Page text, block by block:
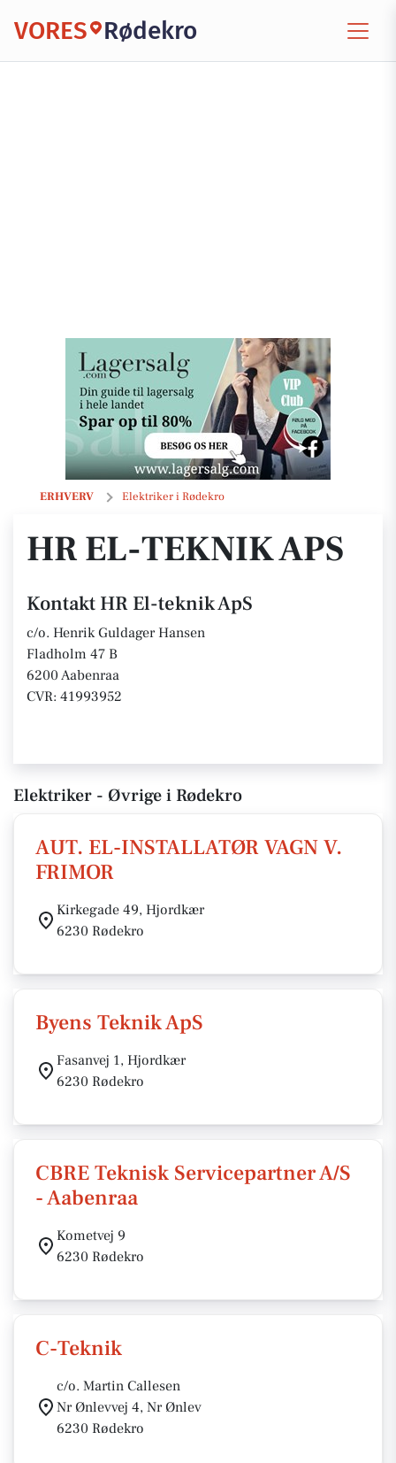
VORES Rødekro
ERHVERV Elektriker i Rødekro
HR El-teknik ApS
HR EL-TEKNIK APS
Kontakt HR El-teknik ApS
c/o. Henrik Guldager Hansen
Fladholm 47 B
6200 Aabenraa
CVR: 41993952
Elektriker - Øvrige i Rødekro
AUT. EL-INSTALLATØR VAGN V.
FRIMOR
Kirkegade 49, Hjordkær
6230 Rødekro
Byens Teknik ApS
Fasanvej 1, Hjordkær
6230 Rødekro
CBRE Teknisk Servicepartner A/S
- Aabenraa
Kometvej 9
6230 Rødekro
C-Teknik
c/o. Martin Callesen
Nr Ønlevvej 4, Nr Ønlev
6230 Rødekro